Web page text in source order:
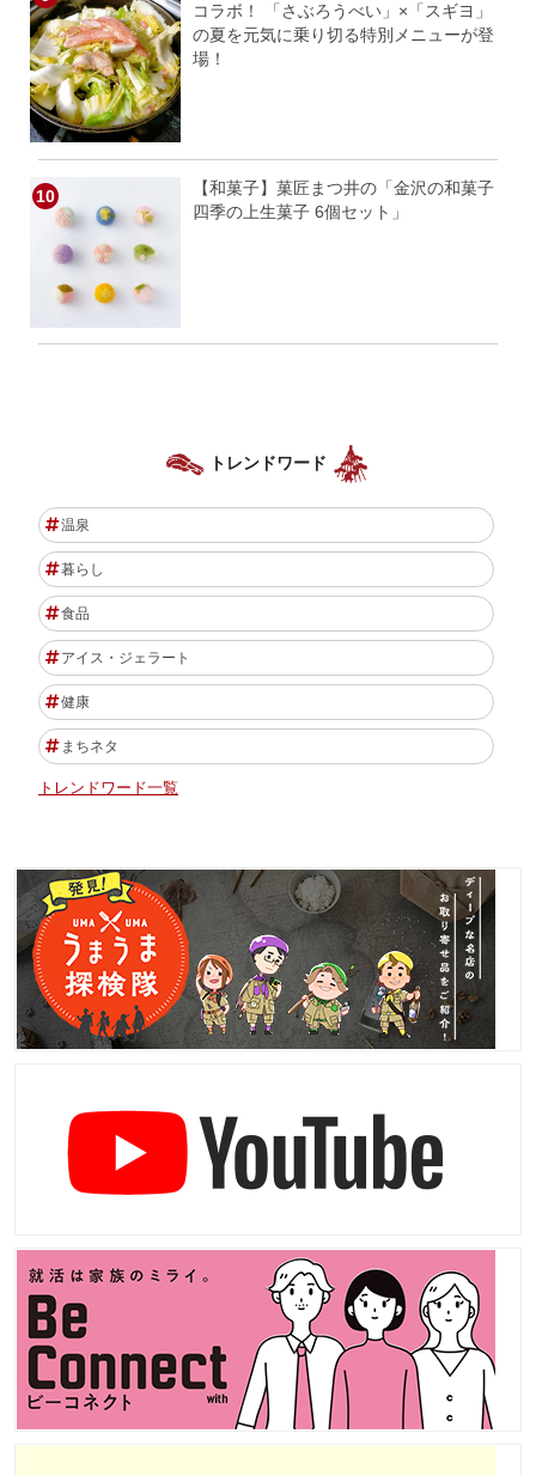
コラボ！ 「さぶろうべい」×「スギヨ」
の夏を元気に乗り切る特別メニューが登
場！
【和菓子】菓匠まつ井の「金沢の和菓子
四季の上生菓子 6個セット」
トレンドワード
温泉
暮らし
食品
アイス・ジェラート
健康
まちネタ
トレンドワード一覧